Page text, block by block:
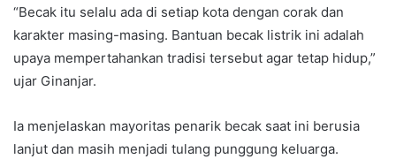
“Becak itu selalu ada di setiap kota dengan corak dan
karakter masing-masing. Bantuan becak listrik ini adalah
upaya mempertahankan tradisi tersebut agar tetap hidup,”
ujar Ginanjar.
Ia menjelaskan mayoritas penarik becak saat ini berusia
lanjut dan masih menjadi tulang punggung keluarga.